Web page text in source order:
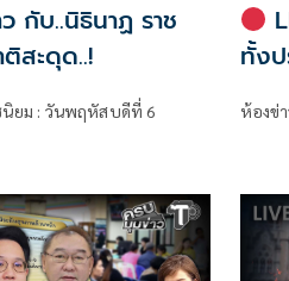
กับ..นิธินาฏ ราช
สะดุด..!
นิยม : วันพฤหัสบดีที่ 6
ทั้งป
ห้องข่